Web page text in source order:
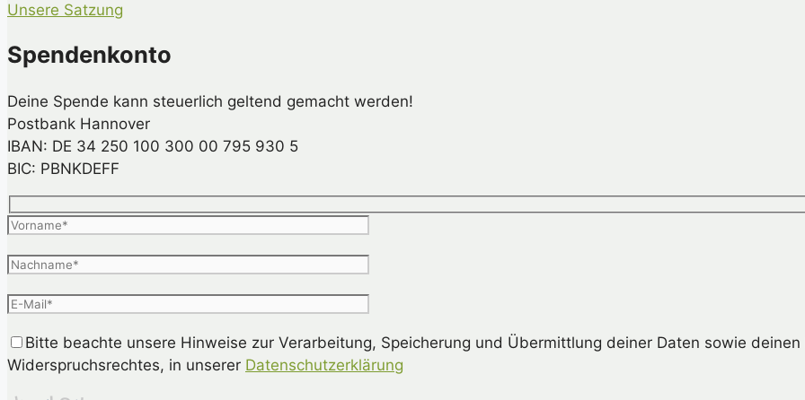
Unsere Satzung
Spendenkonto
Deine Spende kann steuerlich geltend gemacht werden!
Postbank Hannover
IBAN: DE 34 250 100 300 00 795 930 5
BIC: PBNKDEFF
Bitte beachte unsere Hinweise zur Verarbeitung, Speicherung und Übermittlung deiner Daten sowie
Widerspruchsrechtes, in unserer Datenschutzerklärung